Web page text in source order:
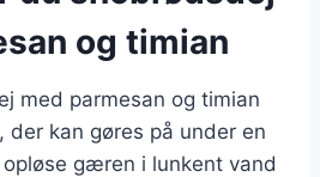
og timian
med parmesan og timian
der kan gøres på under en
gæren i lunkent vand